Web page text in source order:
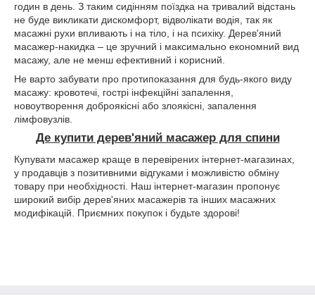
годин в день. З таким сидінням поїздка на тривалий відстань
не буде викликати дискомфорт, відволікати водія, так як
масажні рухи впливають і на тіло, і на психіку. Дерев'яний
масажер-накидка – це зручний і максимально економний вид
масажу, але не менш ефективний і корисний.
Не варто забувати про протипоказання для будь-якого виду
масажу: кровотечі, гострі інфекційні запалення,
новоутворення доброякісні або злоякісні, запалення
лімфовузлів.
Де купити дерев'яний масажер для спини
Купувати масажер краще в перевірених інтернет-магазинах,
у продавців з позитивними відгуками і можливістю обміну
товару при необхідності. Наш інтернет-магазин пропонує
широкий вибір дерев'яних масажерів та інших масажних
модифікацій. Приємних покупок і будьте здорові!